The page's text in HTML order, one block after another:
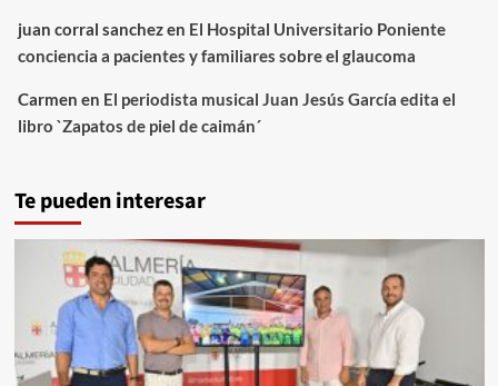
juan corral sanchezen El Hospital Universitario Poniente
conciencia a pacientes y familiares sobre el glaucoma
Carmen en El periodista musical Juan Jesús García edita el
libro `Zapatos de piel de caimán´
Te pueden interesar